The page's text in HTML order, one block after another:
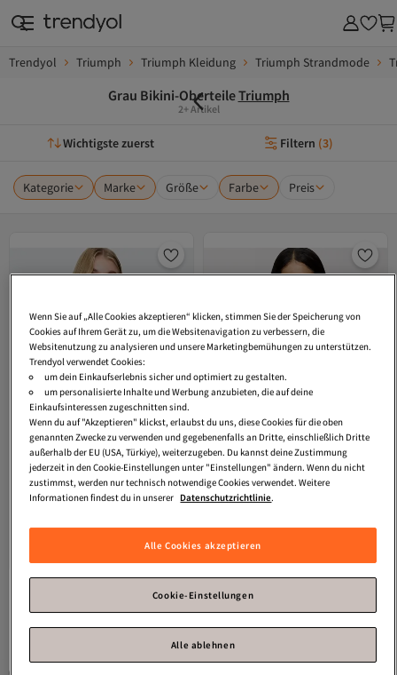
Trendyol Triumph Triumph Kleidung Triumph Strandmode
Grau Bikini-OberteileTriumph
2+ Artikel
Wichtigste zuerst Filtern (3)
Kategorie Marke Größe Farbe Preis
Swim
Versand Kostenlos
Wenn Sie auf „Alle Cookies akzeptieren“ klicken, stimmen Sie der Speicherung von
Cookies auf Ihrem Gerät zu, um die Websitenavigation zu verbessern, die
Websitenutzung zu analysieren und unsere Marketingbemühungen zu unterstützen.
Trendyol verwendet Cookies:
um dein Einkaufserlebnis sicher und optimiert zu gestalten.
um personalisierte Inhalte und Werbung anzubieten, die auf deine
Einkaufsinteressen zugeschnitten sind.
Wenn du auf "Akzeptieren" klickst, erlaubst du uns, diese Cookies für die oben
genannten Zwecke zu verwenden und gegebenenfalls an Dritte, einschließlich Dritte
außerhalb der EU (USA, Türkiye), weiterzugeben. Du kannst deine Zustimmung
jederzeit in den Cookie-Einstellungen unter "Einstellungen" ändern. Wenn du nicht
zustimmst, werden nur technisch notwendige Cookies verwendet. Weitere
Informationen findest du in unserer Datenschutzrichtlinie.
Alle Cookies akzeptieren
Cookie-Einstellungen
Alle ablehnen